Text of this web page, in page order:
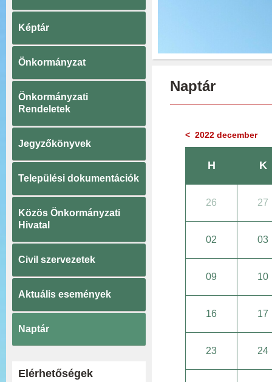
Képtár
Önkormányzat
Önkormányzati
Rendeletek
Jegyzőkönyvek
Települési dokumentációk
Közös Önkormányzati
Hivatal
Civil szervezetek
Aktuális események
Naptár
Elérhetőségek
Naptár
< 2022 december
H K
26 27
02 03
09 10
16 17
23 24